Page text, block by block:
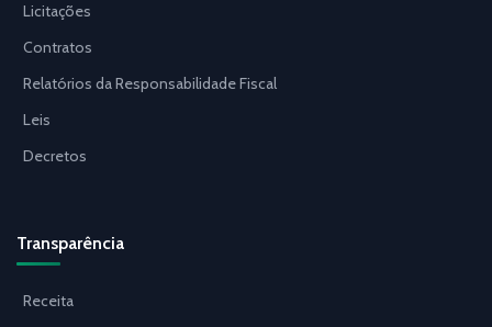
Licitações
Contratos
Relatórios da Responsabilidade Fiscal
Leis
Decretos
Transparência
Receita